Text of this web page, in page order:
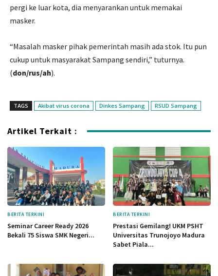
pergi ke luar kota, dia menyarankan untuk memakai
masker.
“Masalah masker pihak pemerintah masih ada stok. Itu pun
cukup untuk masyarakat Sampang sendiri,” tuturnya.
(don/rus/ah).
TAGS Akibat virus corona Dinkes Sampang RSUD Sampang
Artikel Terkait :
BERITA TERKINI
Seminar Career Ready 2026
Bekali 75 Siswa SMK Negeri...
BERITA TERKINI
Prestasi Gemilang! UKM PSHT
Universitas Trunojoyo Madura
Sabet Piala...